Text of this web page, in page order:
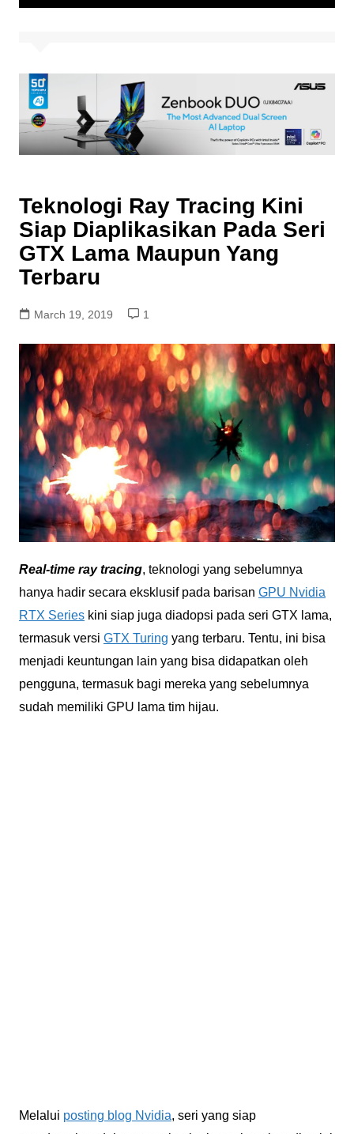
Teknologi Ray Tracing Kini
Siap Diaplikasikan Pada Seri
GTX Lama Maupun Yang
Terbaru
March 19, 2019 1
Real-time ray tracing, teknologi yang sebelumnya
hanya hadir secara eksklusif pada barisan GPU Nvidia
RTX Serieskini siap juga diadopsi pada seri GTX lama,
termasuk versi GTX Turing yang terbaru. Tentu, ini bisa
menjadi keuntungan lain yang bisa didapatkan oleh
pengguna, termasuk bagi mereka yang sebelumnya
sudah memiliki GPU lama tim hijau.
Melalui posting blog Nvidia, seri yang siap